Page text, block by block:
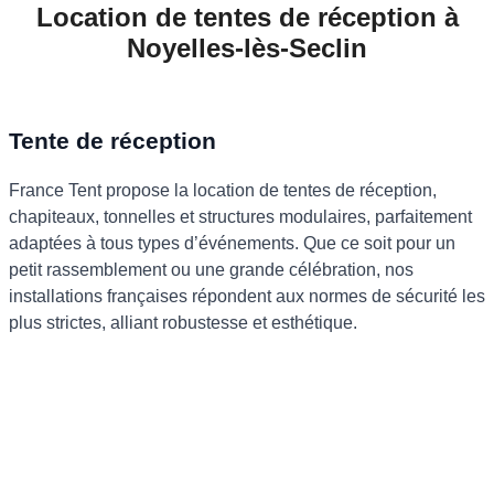
Location de tentes de réception à
Noyelles-lès-Seclin
Tente de réception
France Tent propose la location de tentes de réception,
chapiteaux, tonnelles et structures modulaires, parfaitement
adaptées à tous types d’événements. Que ce soit pour un
petit rassemblement ou une grande célébration, nos
installations françaises répondent aux normes de sécurité les
plus strictes, alliant robustesse et esthétique.